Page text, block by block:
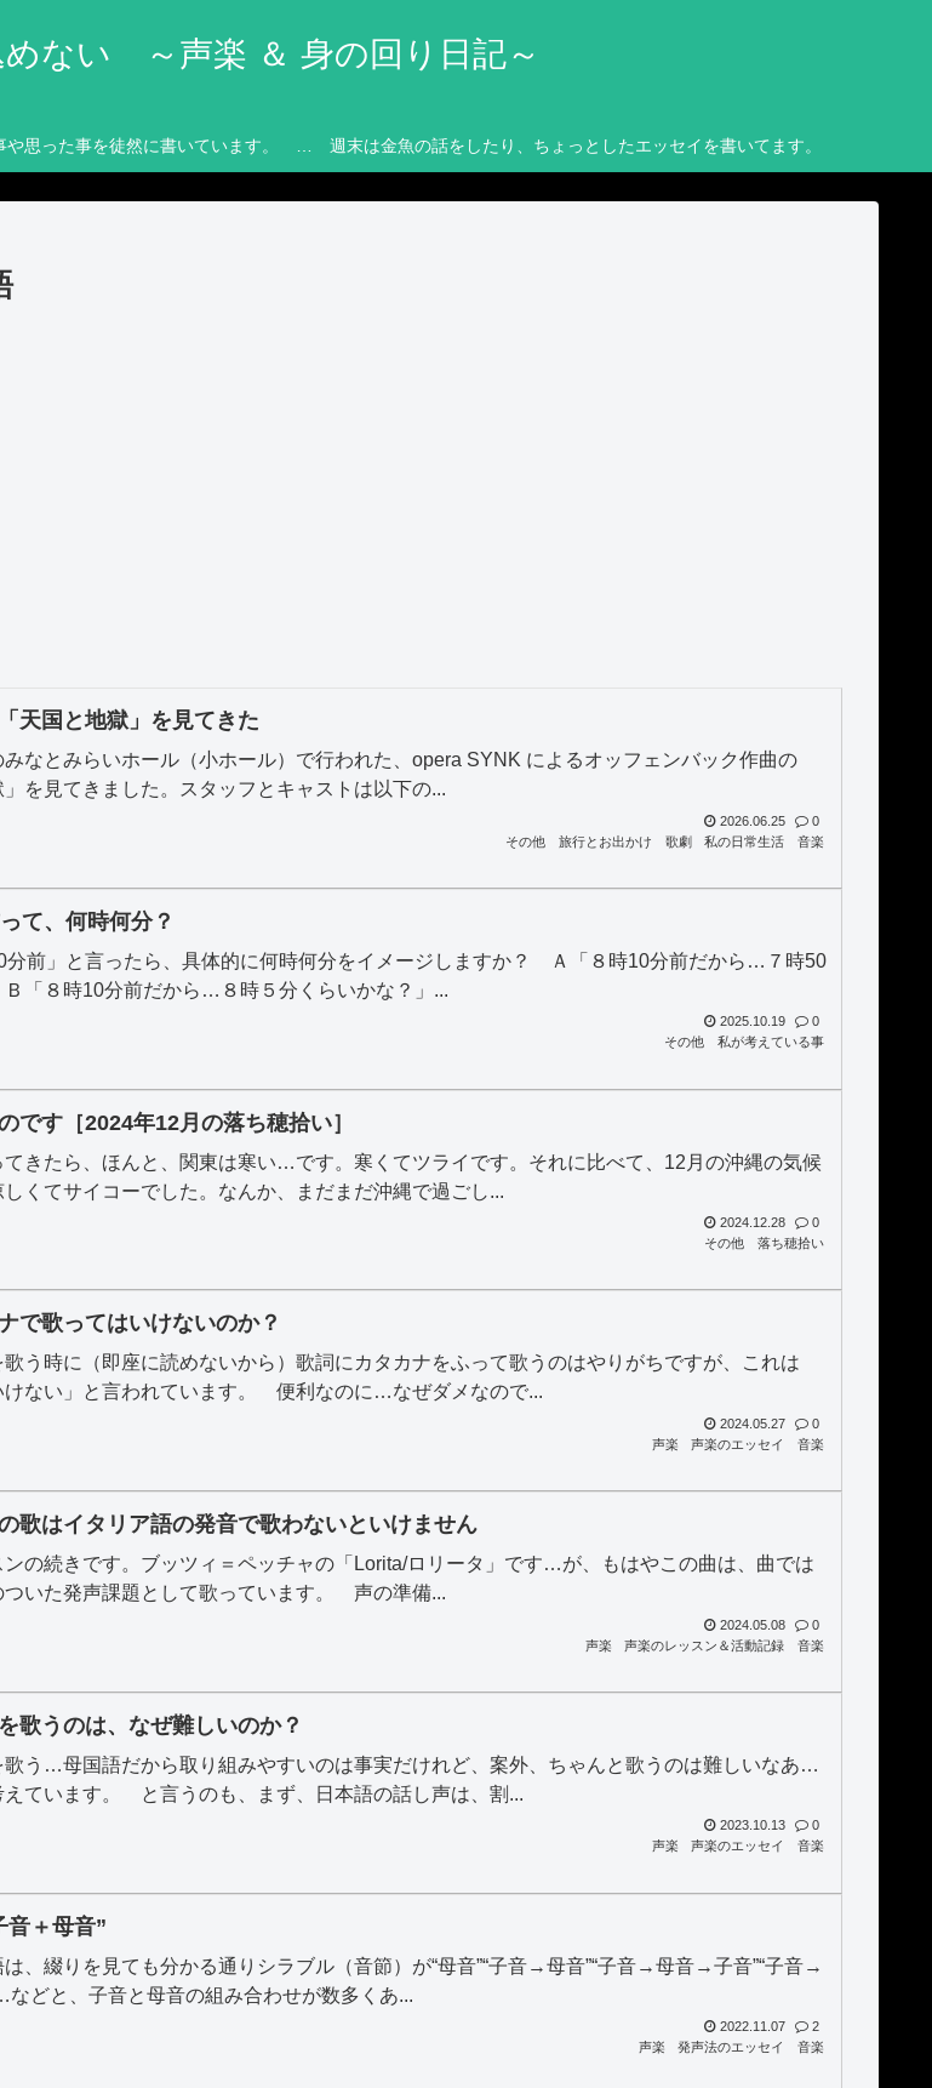
ない ～声楽 ＆ 身の回り日記～
や思った事を徒然に書いています。 … 週末は金魚の話をしたり、ちょっとしたエッセイを書いてます。
天国と地獄」を見てきた
みなとみらいホール（小ホール）で行われた、opera SYNK によるオッフェンバック作曲の
」を見てきました。スタッフとキャストは以下の...
2026.06.25
0
その他
旅行とお出かけ 歌劇 私の日常生活 音楽
て、何時何分？
分前」と言ったら、具体的に何時何分をイメージしますか？ Ａ「８時10分前だから…７時50
「８時10分前だから…８時５分くらいかな？」...
2025.10.19
0
その他
私が考えている事
です［2024年12月の落ち穂拾い］
きたら、ほんと、関東は寒い…です。寒くてツライです。それに比べて、12月の沖縄の気候
くてサイコーでした。なんか、まだまだ沖縄で過ごし...
2024.12.28
0
その他
落ち穂拾い
で歌ってはいけないのか？
う時に（即座に読めないから）歌詞にカタカナをふって歌うのはやりがちですが、これは
けない」と言われています。 便利なのに…なぜダメなので...
2024.05.27
0
声楽
声楽のエッセイ 音楽
歌はイタリア語の発音で歌わないといけません
の続きです。ブッツィ＝ペッチャの「Lorita/ロリータ」です…が、もはやこの曲は、曲では
ついた発声課題として歌っています。 声の準備...
2024.05.08
0
声楽
声楽のレッスン＆活動記録 音楽
歌うのは、なぜ難しいのか？
歌う…母国語だから取り組みやすいのは事実だけれど、案外、ちゃんと歌うのは難しいなあ…
えています。 と言うのも、まず、日本語の話し声は、割...
2023.10.13
0
声楽
声楽のエッセイ 音楽
音＋母音”
は、綴りを見ても分かる通りシラブル（音節）が“母音”“子音→母音”“子音→母音→子音”“子音→
どと、子音と母音の組み合わせが数多くあ...
2022.11.07
2
声楽
発声法のエッセイ 音楽